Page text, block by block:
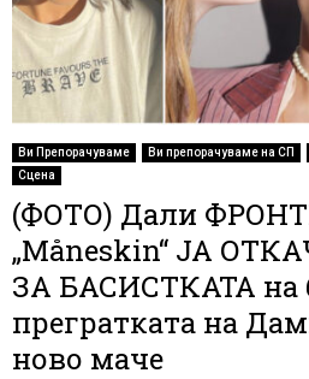
Ви Препорачуваме Ви препорачуваме на СП
Сцена
(ФОТО) Дали
„Måneskin“ ЈА
ЗА БАСИСТКАТА на
прегратката на
ново маче